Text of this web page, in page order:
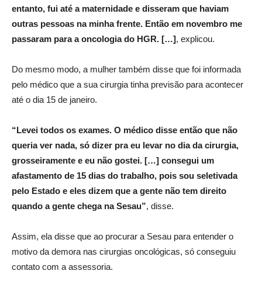
entanto, fui até a maternidade e disseram que haviam
outras pessoas na minha frente. Então em novembro me
passaram para a oncologia do HGR. […], explicou.
Do mesmo modo, a mulher também disse que foi informada
pelo médico que a sua cirurgia tinha previsão para acontecer
até o dia 15 de janeiro.
“Levei todos os exames. O médico disse então que não
queria ver nada, só dizer pra eu levar no dia da cirurgia,
grosseiramente e eu não gostei. […] consegui um
afastamento de 15 dias do trabalho, pois sou seletivada
pelo Estado e eles dizem que a gente não tem direito
quando a gente chega na Sesau”, disse.
Assim, ela disse que ao procurar a Sesau para entender o
motivo da demora nas cirurgias oncológicas, só conseguiu
contato com a assessoria.